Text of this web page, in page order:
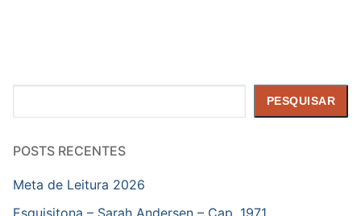
PESQUISAR
POSTS RECENTES
Meta de Leitura 2026
Esquisitona – Sarah Andersen – Cap. 1971